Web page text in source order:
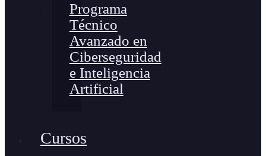
Programa
Técnico
Avanzado en
Ciberseguridad
e Inteligencia
Artificial
Cursos